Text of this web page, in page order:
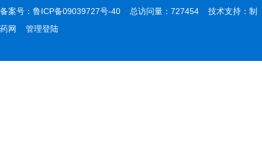
备案号： 鲁ICP备09039727号-40 总访问量：727454 技术支持： 制
药网
管理登陆